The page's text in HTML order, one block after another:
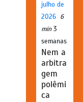
julho de
2026 6
min 3
semanas
Nem a
arbitra
gem
polêmi
ca